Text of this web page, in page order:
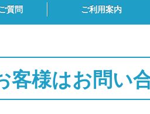
質問 ご利用案内
客様はお問い